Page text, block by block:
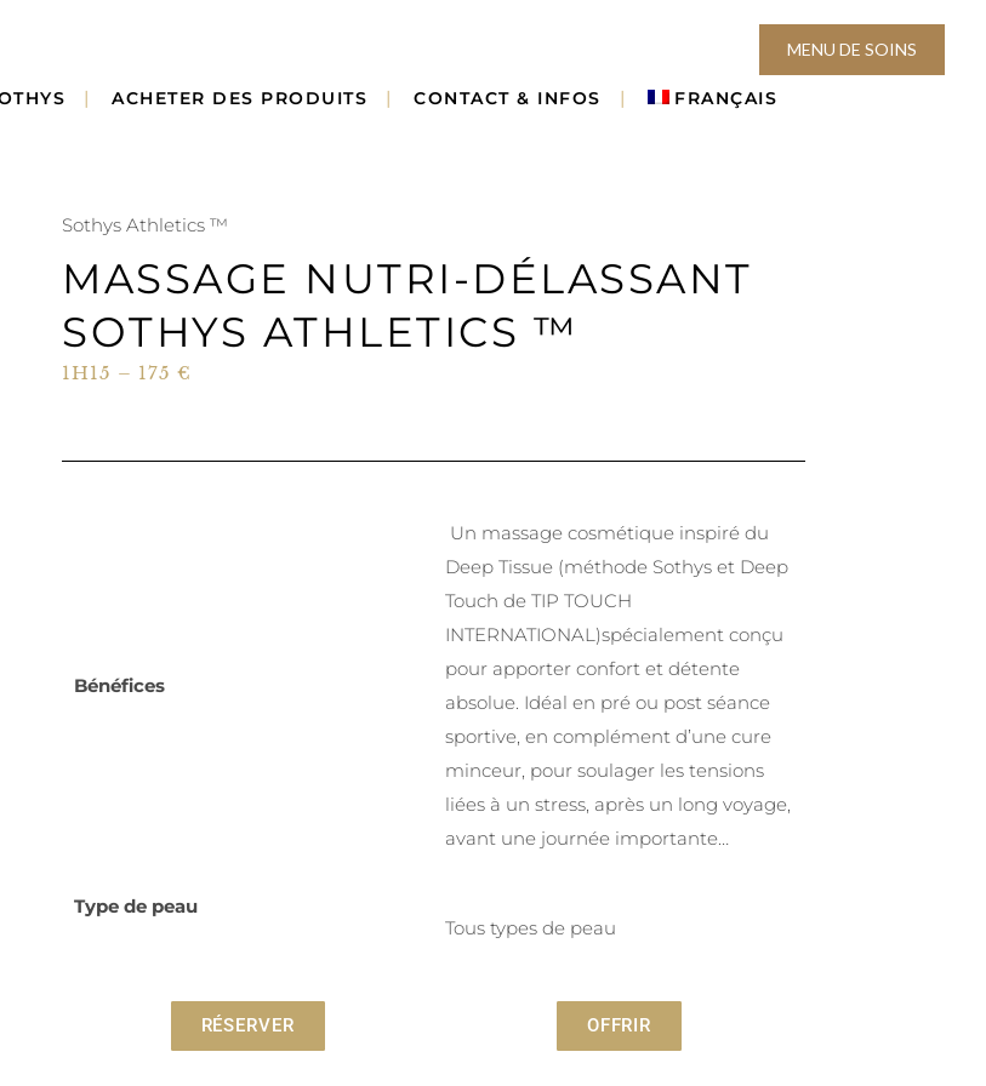
MENU DE SOINS
ACHETER DES PRODUITS CONTACT & INFOS FRANÇAIS
Sothys Athletics ™
MASSAGE NUTRI-DÉLASSANT
SOTHYS ATHLETICS ™
1H15 – 175 €
Bénéfices
Un massage cosmétique inspiré du
Deep Tissue (méthode Sothys et Deep
Touch de TIP TOUCH
INTERNATIONAL)spécialement conçu
pour apporter confort et détente
absolue. Idéal en pré ou post séance
sportive, en complément d’une cure
minceur, pour soulager les tensions
liées à un stress, après un long voyage,
avant une journée importante…
Type de peau
Tous types de peau
RÉSERVER OFFRIR